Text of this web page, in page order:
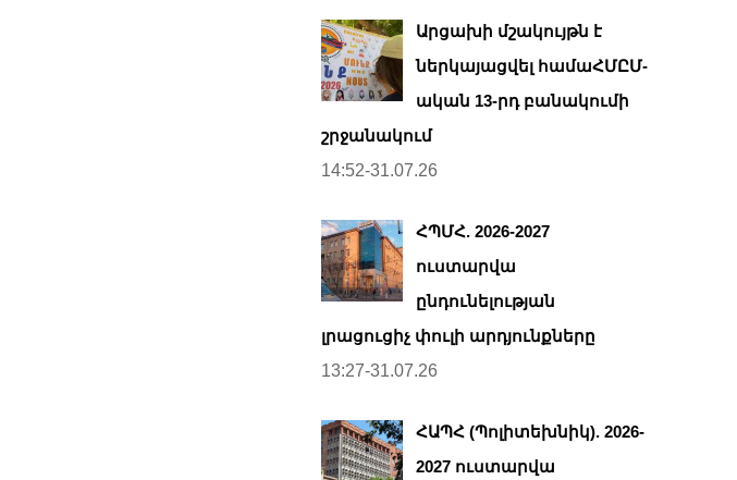
Արցախի մշակույթն է
ներկայացվել համաՀՄԸՄ-
ական 13-րդ բանակումի
շրջանակում
14:52-31.07.26
ՀՊՄՀ. 2026-2027
ուստարվա
ընդունելության
լրացուցիչ փուլի արդյունքները
13:27-31.07.26
ՀԱՊՀ (Պոլիտեխնիկ). 2026-
2027 ուստարվա